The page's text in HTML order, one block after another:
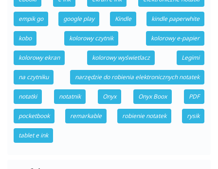
empik go google play Kindle kindle paperwhite
kobo kolorowy czytnik kolorowy e-papier
kolorowy ekran kolorowy wyświetlacz Legimi
na czytniku narzędzie do robienia elektronicznych notatek
notatki notatnik Onyx Onyx Boox PDF
pocketbook remarkable robienie notatek rysik
tablet e ink